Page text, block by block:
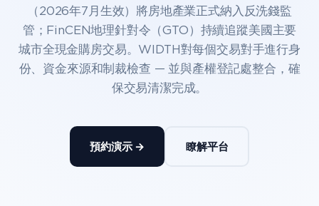
（2026年7月生效）將房地產業正式納入反洗錢監
管；FinCEN地理針對令（GTO）持續追蹤美國主要
城市全現金購房交易。WIDTH對每個交易對手進行身
份、資金來源和制裁檢查 — 並與產權登記處整合，確
保交易清潔完成。
預約演示 → 瞭解平台